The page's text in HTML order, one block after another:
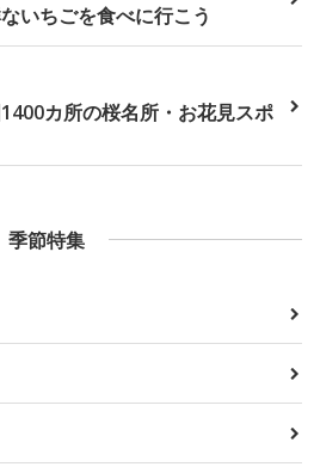
いちごを食べに行こう
カ所の桜名所・お花見スポ
季節特集